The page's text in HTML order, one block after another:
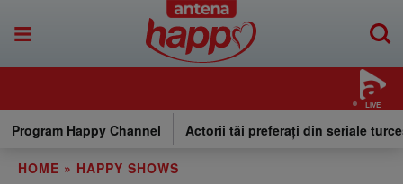
LIVE
Program Happy Channel Actorii tăi preferați din seriale
HOME » HAPPY SHOWS